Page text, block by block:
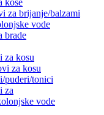
kose
za brijanje/balzami
vode
brade
za kosu
za kosu
puderi/tonici
za
vode